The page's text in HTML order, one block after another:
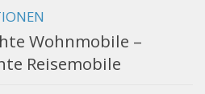
Wohnmobile –
Reisemobile